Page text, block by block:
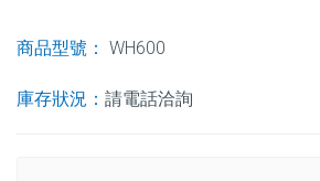
商品型號： WH600
庫存狀況： 請電話洽詢